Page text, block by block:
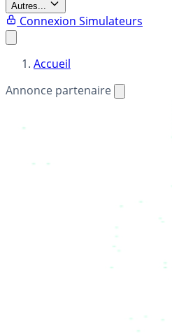
Autres...
Connexion Simulateurs
Accueil
Annonce partenaire